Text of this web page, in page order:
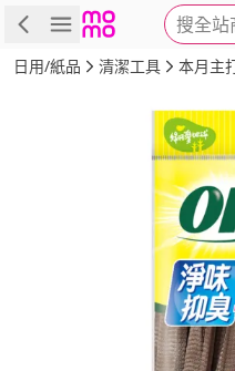
搜全站
商品 評價
日用/紙品 清潔工具 本月主